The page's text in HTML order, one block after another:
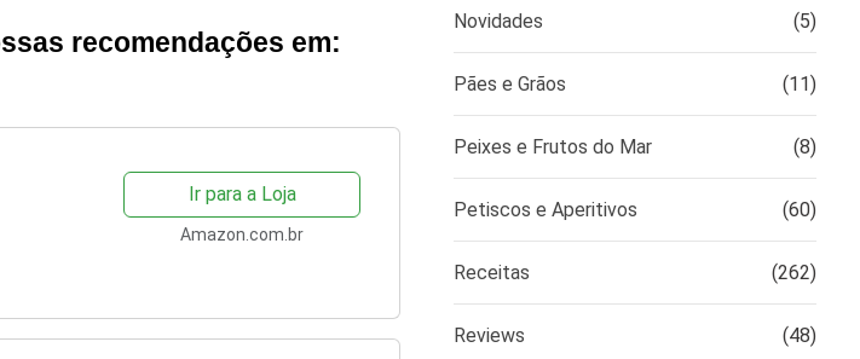
recomendações em:
Ir para a Loja
Amazon.com.br
Novidades (5)
Pães e Grãos (11)
Peixes e Frutos do Mar (8)
Petiscos e Aperitivos (60)
Receitas (262)
Reviews (48)